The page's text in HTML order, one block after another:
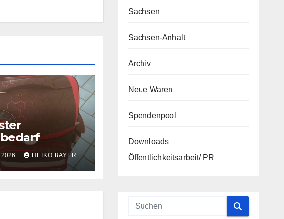
2026 HEIKO BAYER
Sachsen
Sachsen-Anhalt
Archiv
Neue Waren
Spendenpool
Downloads
Öffentlichkeitsarbeit/ PR